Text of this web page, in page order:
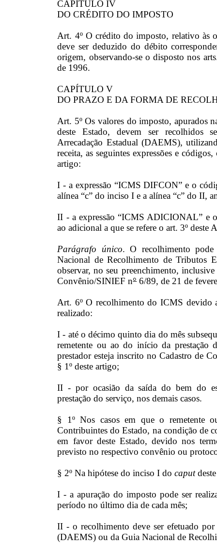
CAPÍTULO IV
DO CRÉDITO DO IMPOSTO
Art. 4º O crédito do imposto, relativo às
deve ser deduzido do débito
origem, observando-se o disposto nos
de 1996.
CAPÍTULO V
DO PRAZO E DA FORMA DE
Art. 5º Os valores do imposto, apurados
deste Estado, devem ser recolhidos
Arrecadação Estadual (DAEMS),
receita, as seguintes expressões e
artigo:
I - a expressão “ICMS DIFCON” e o
alínea “c” do inciso I e a alínea “c” do II,
II - a expressão “ICMS ADICIONAL” e
ao adicional a que se refere o art. 3º deste
Parágrafo único. O recolhimento
Nacional de Recolhimento de Tributos
observar, no seu preenchimento,
Convênio/SINIEF n°6/89, de 21 de
Art. 6º O recolhimento do ICMS devido
realizado:
I - até o décimo quinto dia do mês
remetente ou ao do início da prestação
prestador esteja inscrito no Cadastro de
§ 1º deste artigo;
II - por ocasião da saída do bem do
prestação do serviço, nos demais casos.
§ 1º Nos casos em que o remetente
Contribuintes do Estado, na condição de
em favor deste Estado, devido nos
previsto no respectivo convênio ou
§ 2º Na hipótese do inciso I docaput
I - a apuração do imposto pode ser
período no último dia de cada mês;
II - o recolhimento deve ser efetuado
(DAEMS) ou da Guia Nacional de